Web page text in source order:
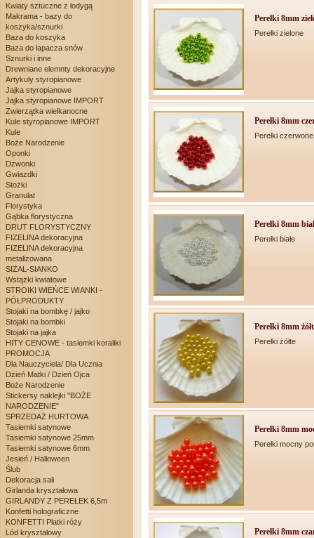
Kwiaty sztuczne z łodygą
Makrama - bazy do
koszyka/sznurki
Baza do koszyka
Baza do łapacza snów
Sznurki i inne
Drewniane elemnty dekoracyjne
Artykuly styropianowe
Jajka styropianowe
Jajka styropianowe IMPORT
Zwierzątka wielkanocne
Kule styropianowe IMPORT
Kule
Boże Narodzenie
Oponki
Dzwonki
Gwiazdki
Stożki
Granulat
Florystyka
Gąbka florystyczna
DRUT FLORYSTYCZNY
FIZELINA dekoracyjna
FIZELINA dekoracyjna
metalizowana
SIZAL-SIANKO
Wstążki kwiatowe
STROIKI WIEŃCE WIANKI -
PÓŁPRODUKTY
Stojaki na bombkę / jajko
Stojaki na bombki
Stojaki na jajka
HITY CENOWE - tasiemki koraliki
PROMOCJA
Dla Nauczyciela/ Dla Ucznia
Dzień Matki / Dzień Ojca
Boże Narodzenie
Stickersy naklejki "BOŻE
NARODZENIE"
SPRZEDAŻ HURTOWA
Tasiemki satynowe
Tasiemki satynowe 25mm
Tasiemki satynowe 6mm
Jesień / Halloween
Ślub
Dekoracja sali
Girlanda kryształowa
GIRLANDY Z PEREŁEK 6,5m
Konfetti holograficzne
KONFETTI Płatki róży
Lód kryształowy
Perełki 8mm
Perełki zielone
Perełki 8mm
Perełki czerwone
Perełki 8mm
Perełki białe
Perełki 8mm
Perełki żółte
Perełki 8mm
Perełki mocny
Perełki 8mm